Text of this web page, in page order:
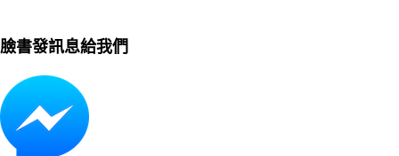
臉書發訊息給我們